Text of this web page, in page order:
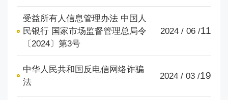
受益所有人信息管理办法 中国人
民银行 国家市场监督管理总局令
〔2024〕第3号
2024 / 06 /11
中华人民共和国反电信网络诈骗
法
2024 / 03 /19